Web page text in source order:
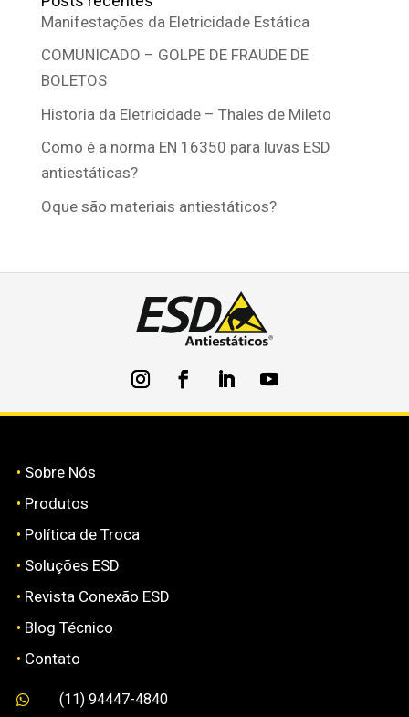
Manifestações da Eletricidade Estática
COMUNICADO – GOLPE DE FRAUDE DE
BOLETOS
Historia da Eletricidade – Thales de Mileto
Como é a norma EN 16350 para luvas ESD
antiestáticas?
Oque são materiais antiestáticos?
• Sobre Nós
• Produtos
• Política de Troca
• Soluções ESD
• Revista Conexão ESD
• Blog Técnico
• Contato
 (11) 94447-4840